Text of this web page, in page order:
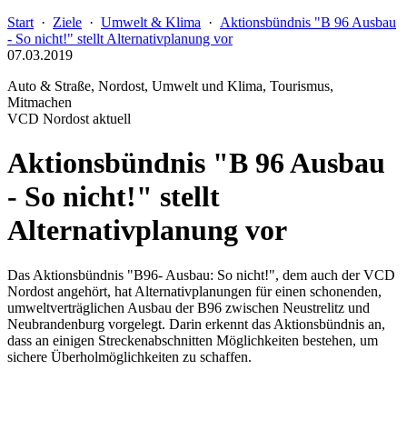
Start · Ziele · Umwelt & Klima · Aktionsbündnis "B 96 Ausbau
- So nicht!" stellt Alternativplanung vor
07.03.2019
Auto & Straße, Nordost, Umwelt und Klima, Tourismus,
Mitmachen
VCD Nordost aktuell
Aktionsbündnis "B 96 Ausbau
- So nicht!" stellt
Alternativplanung vor
Das Aktionsbündnis "B96- Ausbau: So nicht!", dem auch der VCD
Nordost angehört, hat Alternativplanungen für einen schonenden,
umweltverträglichen Ausbau der B96 zwischen Neustrelitz und
Neubrandenburg vorgelegt. Darin erkennt das Aktionsbündnis an,
dass an einigen Streckenabschnitten Möglichkeiten bestehen, um
sichere Überholmöglichkeiten zu schaffen.